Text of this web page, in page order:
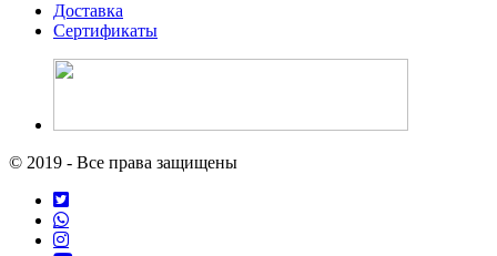
Доставка
Сертификаты
© 2019 - Все права защищены